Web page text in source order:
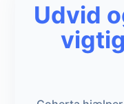
Udvid